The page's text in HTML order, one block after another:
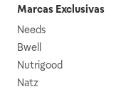
Marcas Exclusivas
Needs
Bwell
Nutrigood
Natz